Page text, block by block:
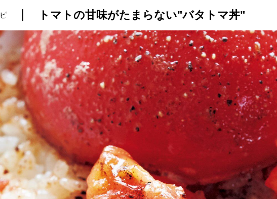
トップ プロが教えるレシピ 厳選！店探し
トマトの甘味がたまらない"バタトマ丼"